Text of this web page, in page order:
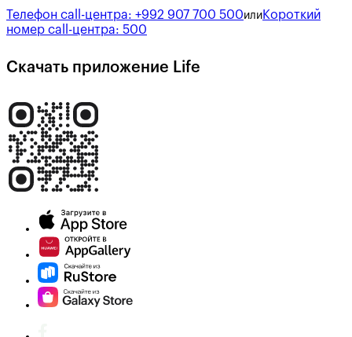
Телефон call-центра: +992 907 700 500или Короткий
номер call-центра: 500
Скачать приложение Life